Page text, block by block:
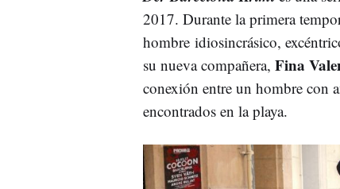
2017. Durante la primera
hombre idiosincrásico,
su nueva compañera, Fina
conexión entre un hombre con
encontrados en la playa.